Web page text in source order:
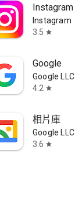
Instagram
Instagram
3.5 star
Google
Google LLC
4.2 star
相片庫
Google LLC
3.6 star